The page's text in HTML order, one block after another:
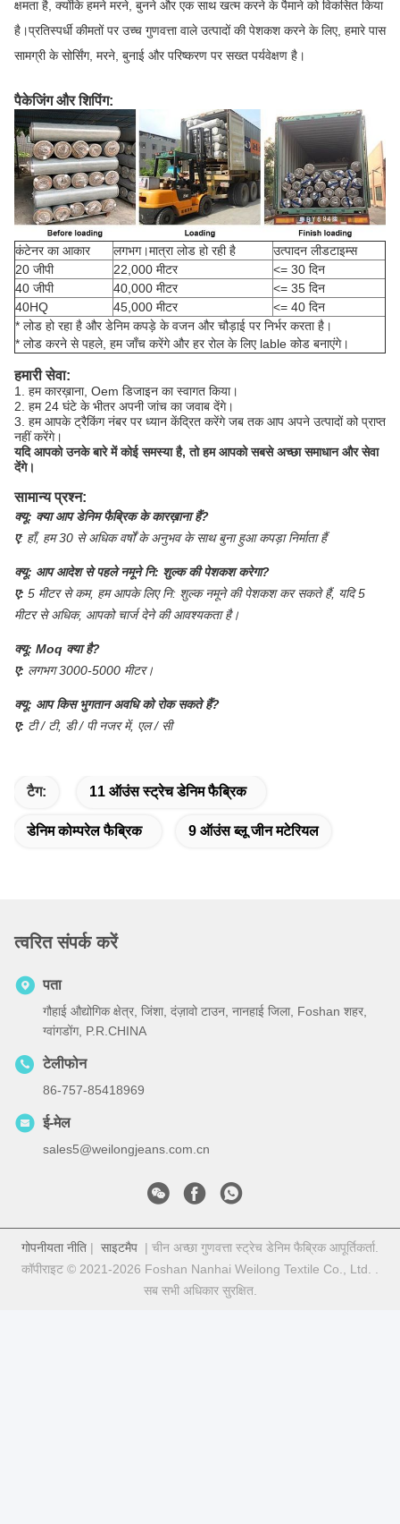
क्षमता है, क्योंकि हमने मरने, बुनने और एक साथ खत्म करने के पैमाने को विकसित किया
है।प्रतिस्पर्धी कीमतों पर उच्च गुणवत्ता वाले उत्पादों की पेशकश करने के लिए, हमारे पास
सामग्री के सोर्सिंग, मरने, बुनाई और परिष्करण पर सख्त पर्यवेक्षण है।
पैकेजिंग और शिपिंग:
कंटेनर का आकार लगभग।मात्रा लोड हो रही है
उत्पादन लीडटाइम्स
20 जीपी
22,000 मीटर
<= 30 दिन
40 जीपी
40,000 मीटर
<= 35 दिन
40HQ
45,000 मीटर
<= 40 दिन
* लोड हो रहा है और डेनिम कपड़े के वजन और चौड़ाई पर निर्भर करता है।
* लोड करने से पहले, हम जाँच करेंगे और हर रोल के लिए lable कोड बनाएंगे।
हमारी सेवा:
1. हम कारख़ाना, Oem डिजाइन का स्वागत किया।
2. हम 24 घंटे के भीतर अपनी जांच का जवाब देंगे।
3. हम आपके ट्रैकिंग नंबर पर ध्यान केंद्रित करेंगे जब तक आप अपने उत्पादों को प्राप्त
नहीं करेंगे।
यदि आपको उनके बारे में कोई समस्या है, तो हम आपको सबसे अच्छा समाधान और सेवा
देंगे।
सामान्य प्रश्न:
क्यू: क्या आप डेनिम फैब्रिक के कारख़ाना हैं?
ए: हाँ, हम 30 से अधिक वर्षों के अनुभव के साथ बुना हुआ कपड़ा निर्माता हैं
क्यू: आप आदेश से पहले नमूने नि: शुल्क की पेशकश करेगा?
ए: 5 मीटर से कम, हम आपके लिए नि: शुल्क नमूने की पेशकश कर सकते हैं, यदि 5
मीटर से अधिक, आपको चार्ज देने की आवश्यकता है।
क्यू: Moq क्या है?
ए: लगभग 3000-5000 मीटर।
क्यू: आप किस भुगतान अवधि को रोक सकते हैं?
ए: टी / टी, डी / पी नजर में, एल / सी
टैग: 11 ऑउंस स्ट्रेच डेनिम फैब्रिक
डेनिम कोम्परेल फैब्रिक 9 ऑउंस ब्लू जीन मटेरियल
त्वरित संपर्क करें
पता
गौहाई औद्योगिक क्षेत्र, जिंशा, दंज़ावो टाउन, नानहाई जिला, Foshan शहर,
ग्वांगडोंग, P.R.CHINA
टेलीफोन
86-757-85418969
ई-मेल
sales5@weilongjeans.com.cn
गोपनीयता नीति | साइटमैप | चीन अच्छा गुणवत्ता स्ट्रेच डेनिम फैब्रिक आपूर्तिकर्ता.
कॉपीराइट © 2021-2026 Foshan Nanhai Weilong Textile Co., Ltd. .
सब सभी अधिकार सुरक्षित.